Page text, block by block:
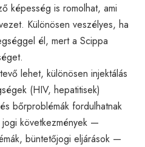
képesség is romolhat, ami
Különösen veszélyes, ha
él, mert a Scippa
lehet, különösen injektálás
(HIV, hepatitisek)
bőrproblémák fordulhatnak
következmények —
büntetőjogi eljárások —